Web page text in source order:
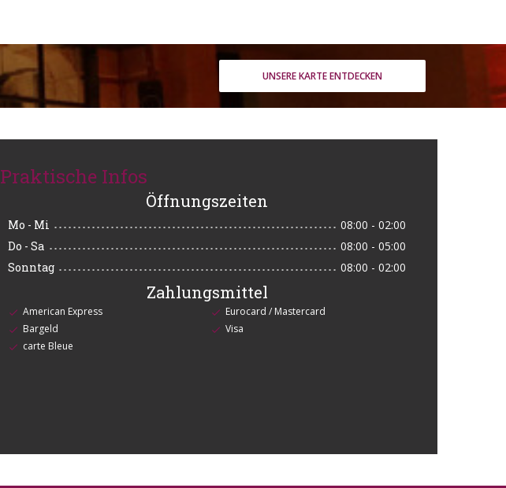
UNSERE KARTE ENTDECKEN
Praktische Infos
Öffnungszeiten
Mo - Mi
08:00 - 02:00
Do - Sa
08:00 - 05:00
Sonntag
08:00 - 02:00
Zahlungsmittel
American Express
Eurocard / Mastercard
Bargeld
Visa
carte Bleue